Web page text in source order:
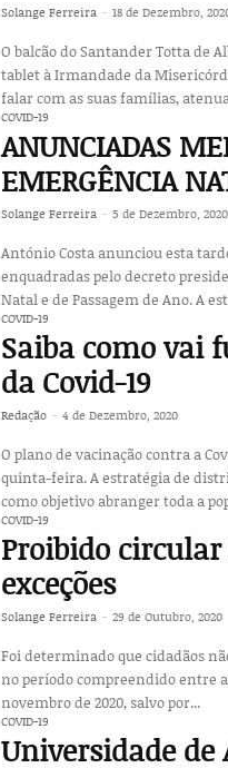
Solange Ferreira - 18 de Dezembro,
O balcão do Santander Totta de
tablet à Irmandade da
falar com as suas famílias,
COVID-19
ANUNCIADAS
EMERGÊNCIA
Solange Ferreira - 5 de Dezembro, 2020
António Costa anunciou esta
enquadradas pelo decreto
Natal e de Passagem de Ano. A
COVID-19
Saiba como vai
da Covid-19
Redação - 4 de Dezembro, 2020
O plano de vacinação contra a
quinta-feira. A estratégia de
como objetivo abranger toda a
COVID-19
Proibido
exceções
Solange Ferreira - 29 de Outubro, 2020
Foi determinado que cidadãos
no período compreendido entre
novembro de 2020, salvo por...
COVID-19
Universidade de